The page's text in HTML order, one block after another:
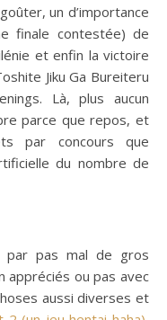
un d’importance
finale contestée) de
et enfin la victoire
Jiku Ga Bureiteru
Là, plus aucun
parce que repos, et
par concours que
du nombre de
par pas mal de gros
appréciés ou pas avec
aussi diverses et